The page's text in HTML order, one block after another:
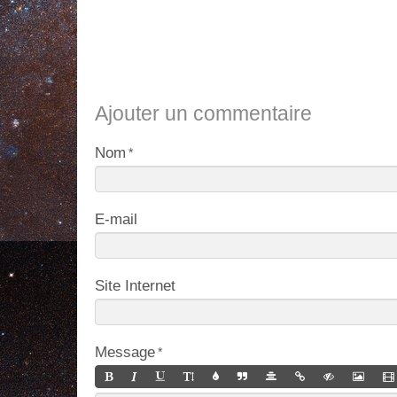
Ajouter un commentaire
Nom
E-mail
Site Internet
Message